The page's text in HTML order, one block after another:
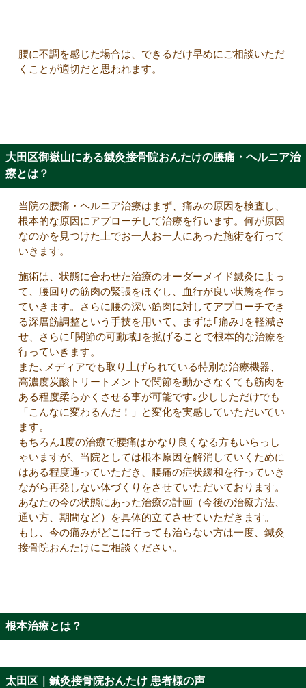
腰に不調を感じた場合は、できるだけ早めにご相談いただ
くことが適切だと思われます。
大田区御嶽山にある鍼灸接骨院おんたけの腰痛・ヘルニア治
療とは？
当院の腰痛・ヘルニア治療はまず、痛みの原因を検査し、
根本的な原因にアプローチして治療を行います。何が原因
なのかを見つけた上でお一人お一人にあった施術を行って
いきます。
施術は、状態に合わせた治療のオーダーメイド鍼灸によっ
て、腰回りの筋肉の緊張をほぐし、血行が良い状態を作っ
ていきます。さらに腰の深い筋肉に対してアプローチでき
る深層筋調整という手技を用いて、まずは｢痛み｣を軽減さ
せ、さらに｢関節の可動域｣を拡げることで根本的な治療を
行っていきます。
また､メディアでも取り上げられている特別な治療機器、
高濃度炭酸トリートメントで関節を動かさなくても筋肉を
ある程度柔らかくさせる事が可能です｡少ししただけでも
「こんなに変わるんだ！」と変化を実感していただいてい
ます。
もちろん1度の治療で腰痛はかなり良くなる方もいらっし
ゃいますが、当院としては根本原因を解消していくために
はある程度通っていただき、腰痛の症状緩和を行っていき
ながら再発しない体づくりをさせていただいております。
あなたの今の状態にあった治療の計画（今後の治療方法、
通い方、期間など）を具体的立てさせていただきます。
もし、今の痛みがどこに行っても治らない方は一度、鍼灸
接骨院おんたけにご相談ください。
根本治療とは？
太田区｜鍼灸接骨院おんたけ 患者様の声